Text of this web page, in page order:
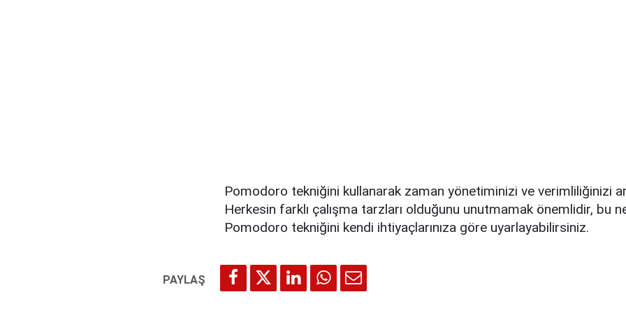
Pomodoro tekniğini kullanarak zaman yönetiminizi ve verimliliğinizi
Herkesin farklı çalışma tarzları olduğunu unutmamak önemlidir, bu
Pomodoro tekniğini kendi ihtiyaçlarınıza göre uyarlayabilirsiniz.